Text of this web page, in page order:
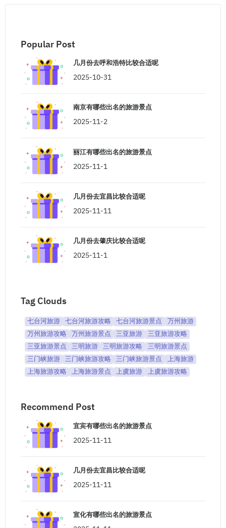
Popular Post
几月份去呼和浩特比较合适呢
2025-10-31
南京有哪些出名的旅游景点
2025-11-2
丽江有哪些出名的旅游景点
2025-11-1
几月份去宜昌比较合适呢
2025-11-11
几月份去肇庆比较合适呢
2025-11-1
Tag Clouds
七台河旅游 七台河旅游攻略 七台河旅游景点
万州旅游
万州旅游攻略
万州旅游景点 三亚旅游
三亚旅游攻略
三亚旅游景点
三明旅游 三明旅游攻略
三明旅游景点
三门峡旅游
三门峡旅游攻略 三门峡旅游景点
上海旅游
上海旅游攻略
上海旅游景点 上虞旅游 上虞旅游攻略
Recommend Post
宜宾有哪些出名的旅游景点
2025-11-11
几月份去宜昌比较合适呢
2025-11-11
宣化有哪些出名的旅游景点